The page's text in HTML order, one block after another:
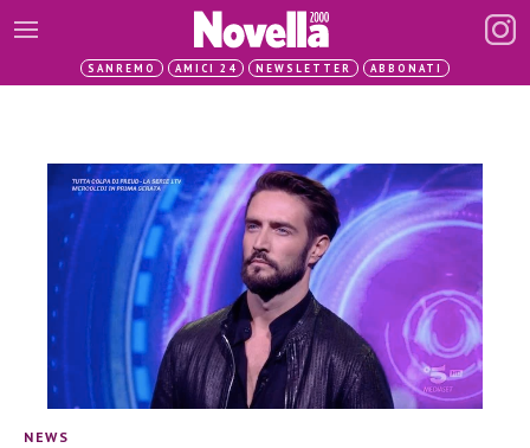
SANREMO AMICI 24 NEWSLETTER ABBONATI
NEWS